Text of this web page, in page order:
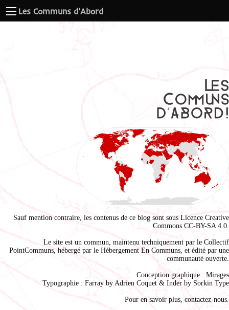
Les Communs d'Abord
Sauf mention contraire, les contenus de ce blog sont sous Licence Creative
Commons CC-BY-SA 4.0
Le site est un commun, maintenu techniquement par le Collectif
PointCommuns , hébergé par le Hébergement En Communs , et édité par une
communauté ouverte.
Conception graphique : Mirages
Typographie : Farray by Adrien Coquet & Inder by Sorkin Type
Pour en savoir plus, contactez-nous